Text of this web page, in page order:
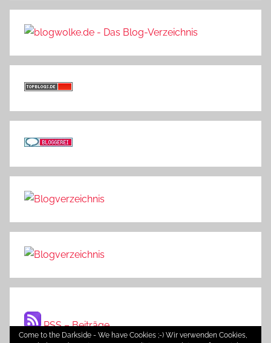
RSS – Beiträge
Come to the Darkside - We have Cookies ;-) Wir verwenden Cookies,